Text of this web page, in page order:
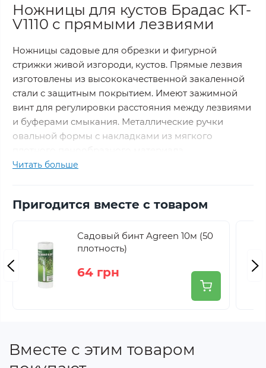
Ножницы для кустов Брадас KT-
V1110 с прямыми лезвиями
Ножницы садовые для обрезки и фигурной
стрижки живой изгороди, кустов. Прямые лезвия
изготовлены из высококачественной закаленной
стали с защитным покрытием. Имеют зажимной
винт для регулировки расстояния между лезвиями
и буферами смыкания. Металлические ручки
овальной формы с накладками из мягкого
предотвращающие ускользание, обеспечивают
Длина общая: 57 см
Материал: Металл, Мягкий пластик
Читать больше
Пригодится вместе с товаром
Садовый бинт Agreen 10м (50
плотность)
64 грн
Вместе с этим товаром